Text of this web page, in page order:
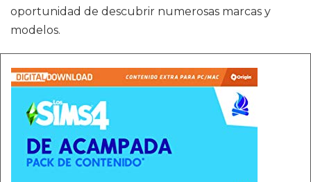
oportunidad de descubrir numerosas marcas y
modelos.